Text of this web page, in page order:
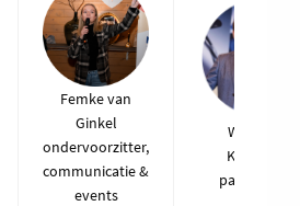
Femke van
Ginkel
ondervoorzitter,
communicatie &
events
Willem De
Keulenaer